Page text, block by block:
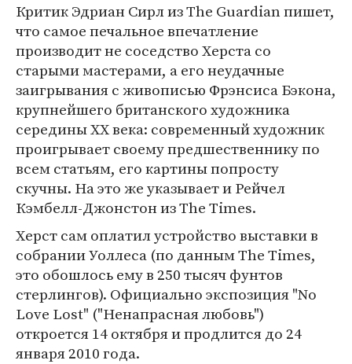
Критик Эдриан Сирл из The Guardian пишет,
что самое печальное впечатление
производит не соседство Херста со
старыми мастерами, а его неудачные
заигрывания с живописью Фрэнсиса Бэкона,
крупнейшего британского художника
середины XX века: современный художник
проигрывает своему предшественнику по
всем статьям, его картины попросту
скучны. На это же указывает и Рейчел
Кэмбелл-Джонстон из The Times.
Херст сам оплатил устройство выставки в
собрании Уоллеса (по данным The Times,
это обошлось ему в 250 тысяч фунтов
стерлингов). Официально экспозиция "No
Love Lost" ("Ненапрасная любовь")
откроется 14 октября и продлится до 24
января 2010 года.